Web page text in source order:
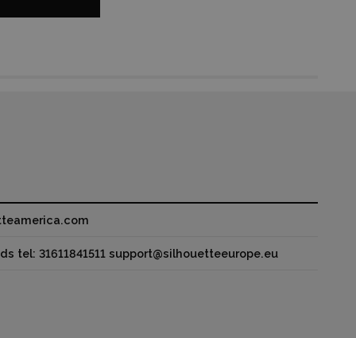
tel: 31611841511 support@silhouetteeurope.eu